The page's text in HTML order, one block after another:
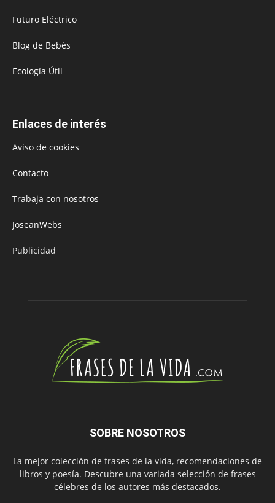
Futuro Eléctrico
Blog de Bebés
Ecología Útil
Enlaces de interés
Aviso de cookies
Contacto
Trabaja con nosotros
JoseanWebs
Publicidad
SOBRE NOSOTROS
La mejor colección de frases de la vida, recomendaciones de
libros y poesía. Descubre una variada selección de frases
célebres de los autores más destacados.